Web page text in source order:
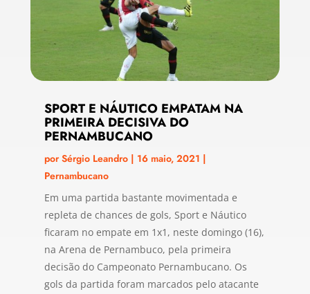
SPORT E NÁUTICO EMPATAM NA
PRIMEIRA DECISIVA DO
PERNAMBUCANO
porSérgio Leandro| 16 maio, 2021 |
Pernambucano
Em uma partida bastante movimentada e
repleta de chances de gols, Sport e Náutico
ficaram no empate em 1x1, neste domingo (16),
na Arena de Pernambuco, pela primeira
decisão do Campeonato Pernambucano. Os
gols da partida foram marcados pelo atacante